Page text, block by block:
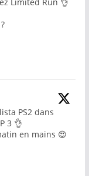
PS2 dans
3 👌
en mains 😍